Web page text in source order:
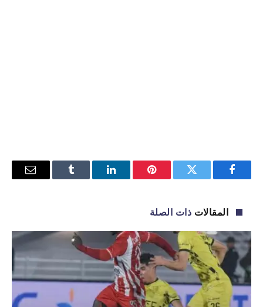
فيسبوك تويتر بينتيريستلينكدإن Tumblr
البريد
المقالات ذات الصلة